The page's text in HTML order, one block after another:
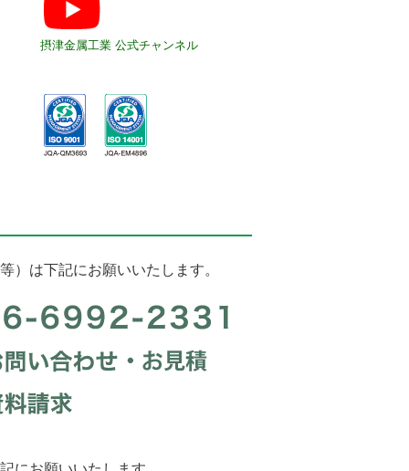
摂津金属工業 公式チャンネル
）は下記にお願いいたします。